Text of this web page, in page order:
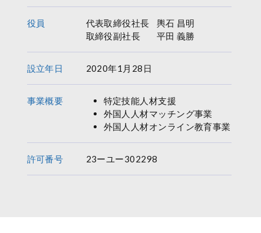
役員 代表取締役社長
輿⽯ 昌明
取締役副社長
平⽥ 義勝
設立年日 2020年1月28日
事業概要
特定技能人材支援
外国人人材マッチング事業
外国人人材オンライン教育事業
許可番号 23ーユー302298